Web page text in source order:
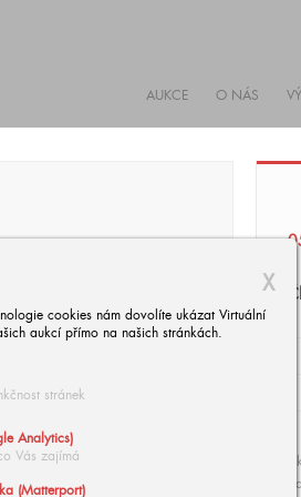
AUKCE O NÁS
X
cookies nám dovolíte ukázat Virtuální
aukcí přímo na našich stránkách.
stránek
Analytics)
Vás zajímá
(Matterport)